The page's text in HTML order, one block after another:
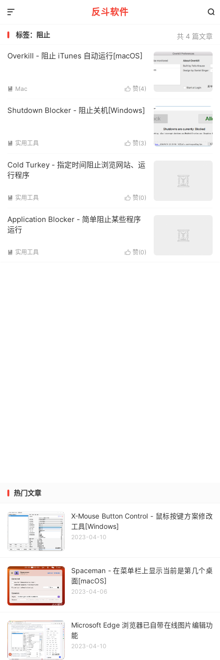
反斗软件 

共 4 篇文章
标签：阻止
Overkill - 阻止 iTunes 自动运行[macOS]
 赞(4)
 Mac
Shutdown Blocker - 阻止关机[Windows]
 赞(3)
 实用工具
Cold Turkey - 指定时间阻止浏览网站、运
行程序
 赞(0)
 实用工具
Application Blocker - 简单阻止某些程序
运行
 赞(0)
 实用工具
热门文章
X-Mouse Button Control - 鼠标按键方案修改
工具[Windows]
2023-04-10
Spaceman - 在菜单栏上显示当前是第几个桌
面[macOS]
2023-04-06
Microsoft Edge 浏览器已自带在线图片编辑功
能
2023-04-10